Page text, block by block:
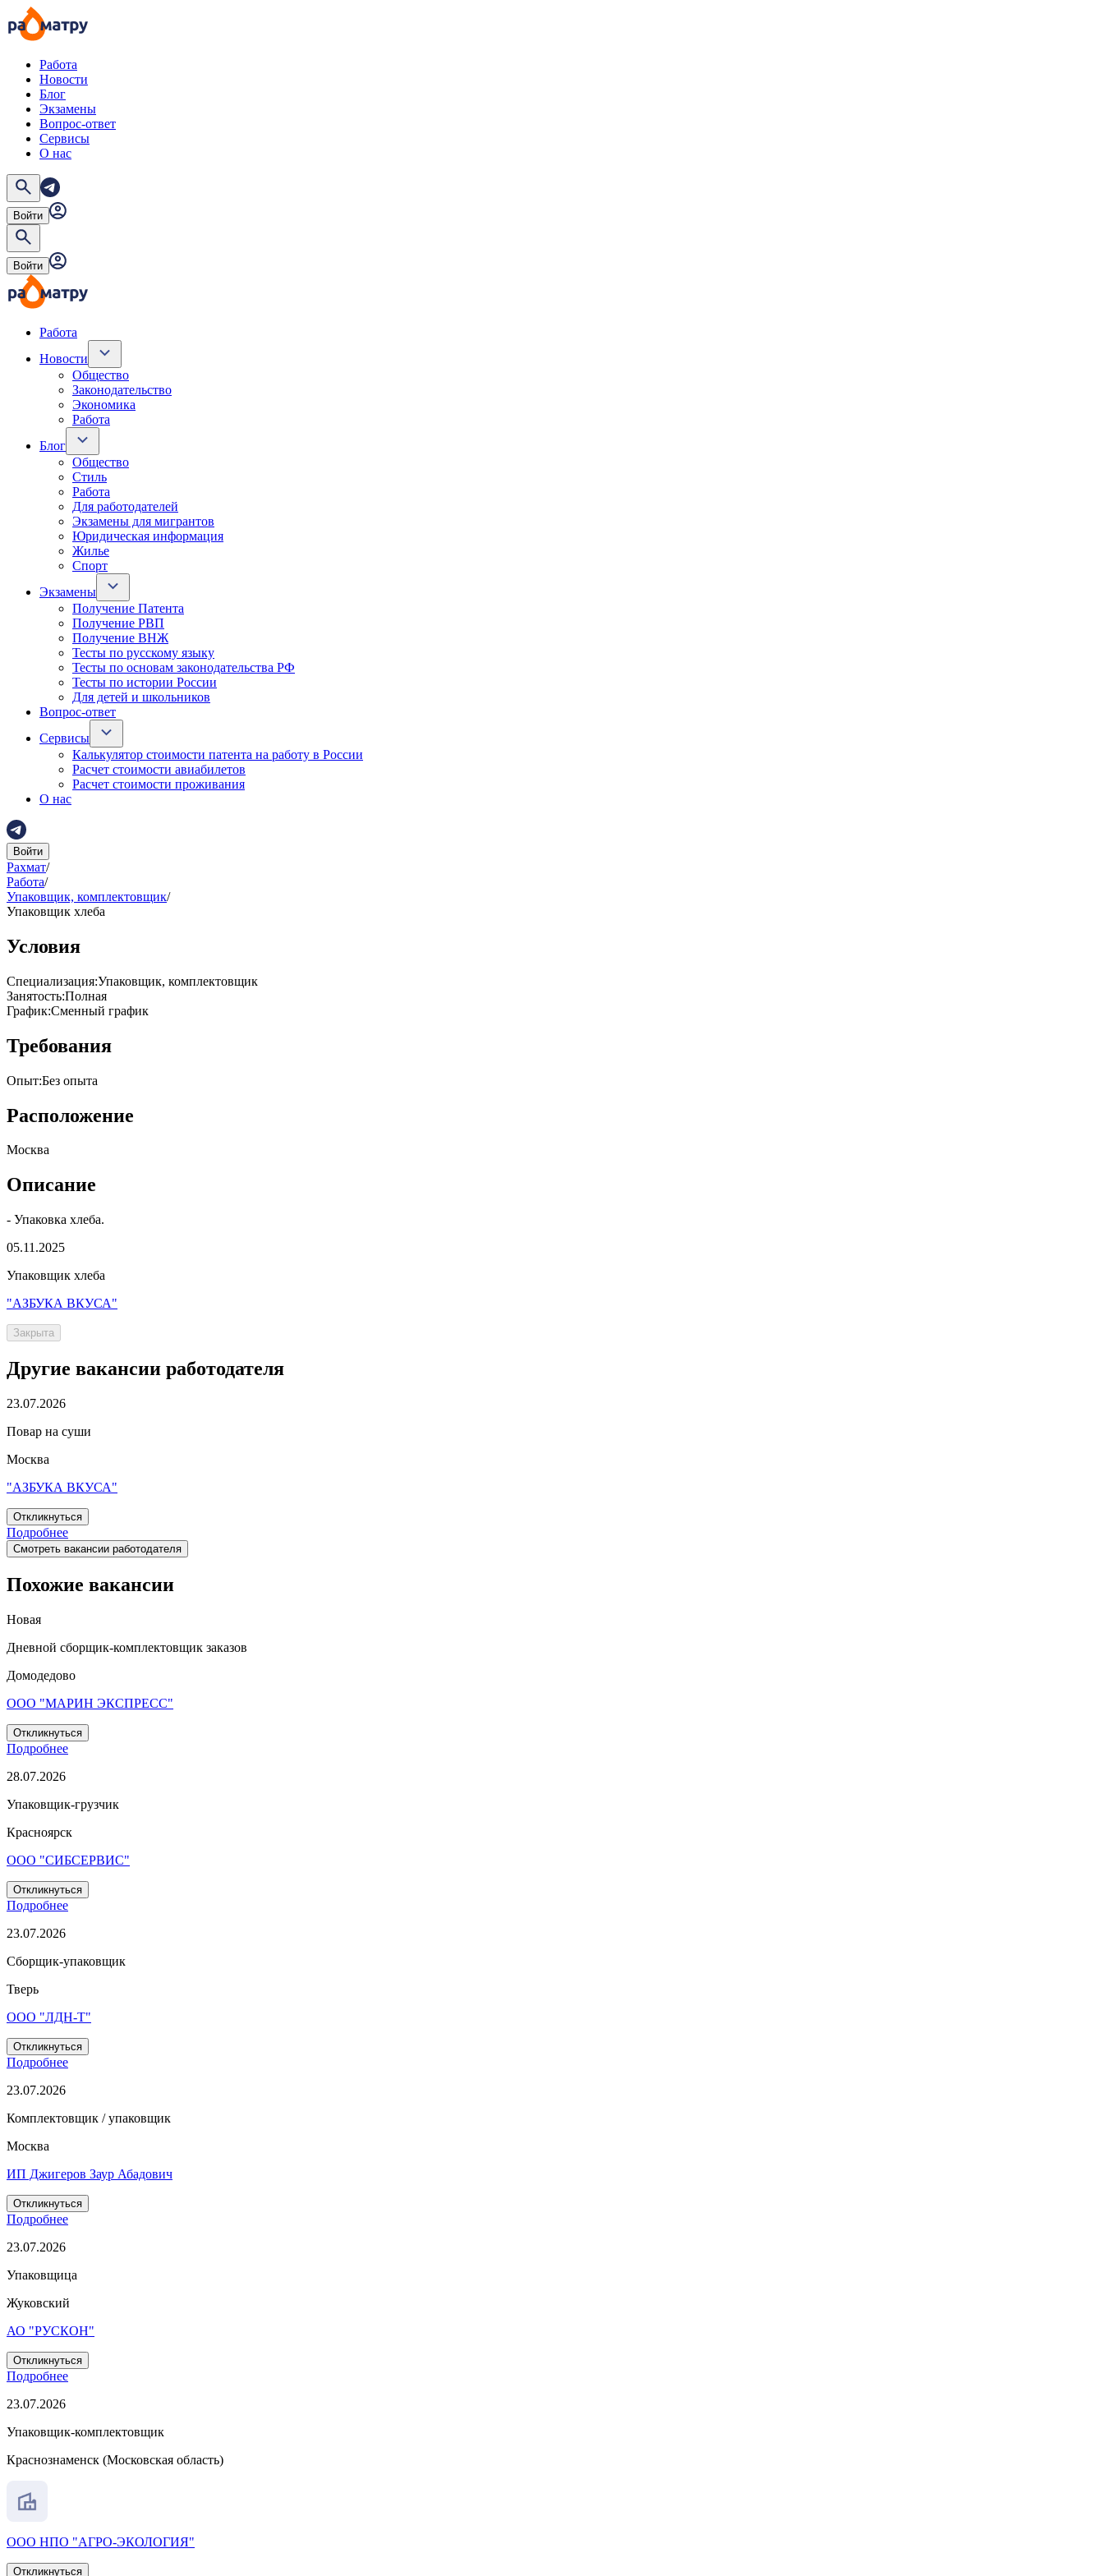
Работа
Новости
Блог
Экзамены
Вопрос-ответ
Сервисы
О нас
Войти
Войти
Работа
Новости
Общество
Законодательство
Экономика
Работа
Блог
Общество
Стиль
Работа
Для работодателей
Экзамены для мигрантов
Юридическая информация
Жилье
Спорт
Экзамены
Получение Патента
Получение РВП
Получение ВНЖ
Тесты по русскому языку
Тесты по основам законодательства РФ
Тесты по истории России
Для детей и школьников
Вопрос-ответ
Сервисы
Калькулятор стоимости патента на работу в России
Расчет стоимости авиабилетов
Расчет стоимости проживания
О нас
Войти
Рахмат/
Работа/
Упаковщик, комплектовщик/
Упаковщик хлеба
Условия
Специализация:Упаковщик, комплектовщик
Занятость:Полная
График:Сменный график
Требования
Опыт:Без опыта
Расположение
Москва
Описание
- Упаковка хлеба.
05.11.2025
Упаковщик хлеба
"АЗБУКА ВКУСА"
Закрыта
Другие вакансии работодателя
23.07.2026
Повар на суши
Москва
"АЗБУКА ВКУСА"
Откликнуться
Подробнее
Смотреть вакансии работодателя
Похожие вакансии
Новая
Дневной сборщик-комплектовщик заказов
Домодедово
ООО "МАРИН ЭКСПРЕСС"
Откликнуться
Подробнее
28.07.2026
Упаковщик-грузчик
Красноярск
ООО "СИБСЕРВИС"
Откликнуться
Подробнее
23.07.2026
Cборщик-упаковщик
Тверь
ООО "ЛДН-Т"
Откликнуться
Подробнее
23.07.2026
Комплектовщик / упаковщик
Москва
ИП Джигеров Заур Абадович
Откликнуться
Подробнее
23.07.2026
Упаковщица
Жуковский
АО "РУСКОН"
Откликнуться
Подробнее
23.07.2026
Упаковщик-комплектовщик
Краснознаменск (Московская область)
ООО НПО "АГРО-ЭКОЛОГИЯ"
Откликнуться